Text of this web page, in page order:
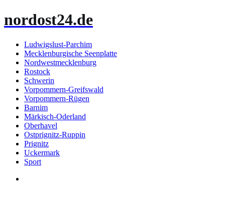
Inhalt
nordost24.de
Ludwigslust-Parchim
Mecklenburgische Seenplatte
Nordwestmecklenburg
Rostock
Schwerin
Vorpommern-Greifswald
Vorpommern-Rügen
Barnim
Märkisch-Oderland
Oberhavel
Ostprignitz-Ruppin
Prignitz
Uckermark
Sport